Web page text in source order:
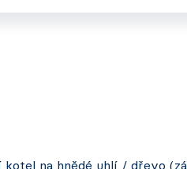
kotel na hnědé uhlí / dřevo